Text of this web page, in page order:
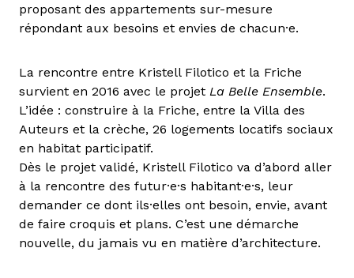
proposant des appartements sur-mesure
répondant aux besoins et envies de chacun·e.
La rencontre entre Kristell Filotico et la Friche
survient en 2016 avec le projet La Belle Ensemble.
L’idée : construire à la Friche, entre la Villa des
Auteurs et la crèche, 26 logements locatifs sociaux
en habitat participatif.
Dès le projet validé, Kristell Filotico va d’abord aller
à la rencontre des futur·e·s habitant·e·s, leur
demander ce dont ils·elles ont besoin, envie, avant
de faire croquis et plans. C’est une démarche
nouvelle, du jamais vu en matière d’architecture.